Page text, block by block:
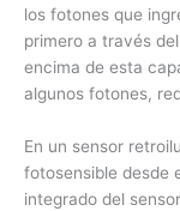
los fotones que
primero a través
encima de esta
algunos fotones,
En un sensor
fotosensible desde
integrado del